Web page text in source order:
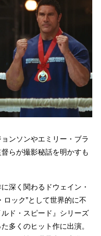
ンソンやエミリー・ブラ
らが撮影秘話を明かすも
深く関わるドウェイン・
ロック”として世界的に不
ド・スピード』シリーズ
多くのヒット作に出演。